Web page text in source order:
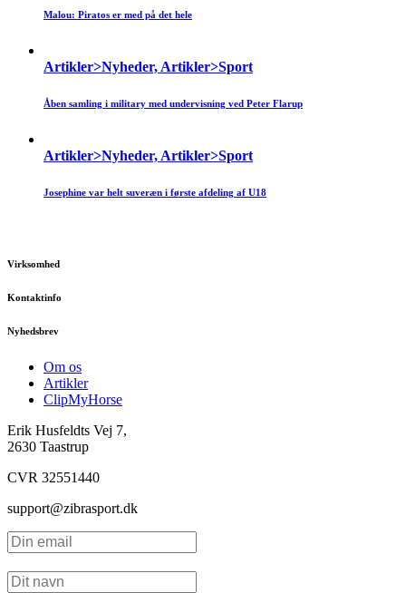
Malou: Piratos er med på det hele
Artikler>Nyheder, Artikler>Sport
Åben samling i military med undervisning ved Peter Flarup
Artikler>Nyheder, Artikler>Sport
Josephine var helt suveræn i første afdeling af U18
Virksomhed
Kontaktinfo
Nyhedsbrev
Om os
Artikler
ClipMyHorse
Erik Husfeldts Vej 7,
2630 Taastrup
CVR 32551440
support@zibrasport.dk